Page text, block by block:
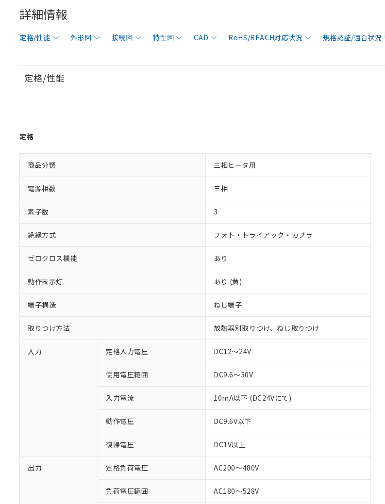
詳細情報
定格/性能 外形図 接続図 特性図 CAD RoHS/REACH対応状況 規格認証/適合状況
定格/性能
定格
商品分類 三相ヒータ用
電源相数 三相
素子数 3
絶縁方式 フォト・トライアック・カプラ
ゼロクロス機能 あり
動作表示灯 あり (黄)
端子構造 ねじ端子
取りつけ方法 放熱器別取りつけ、ねじ取りつけ
入力 定格入力電圧 DC12～24V
使用電圧範囲 DC9.6～30V
入力電流 10mA以下 (DC24Vにて)
動作電圧 DC9.6V以下
復帰電圧 DC1V以上
出力 定格負荷電圧 AC200～480V
負荷電圧範囲 AC180～528V
ご利用条件
本サービスは、当社制御機器事業取扱商品の当社在庫状況および
対応済み：EU RoHS指令（10物質）の非含有に対応した製品が提供
対応予定：EU RoHS指令（10物質）の非含有に対応した製品に切り替
対応予定なし：EU RoHS指令（10物質）の非含有に非対応の商品で、
調査・確認中：EU RoHS指令（10物質）の非含有の対応状況を調査中
仕入先様の事情により、非含有部品としていたものが、含有品と判明
*EU RoHS指令（10物質）：
※1 中国RoHS○×表
「○」：最大均質材料含有率が中国RoHSの基準値以下であることを示